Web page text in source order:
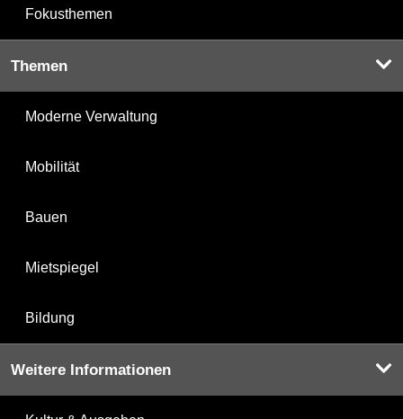
Fokusthemen
Themen
Moderne Verwaltung
Mobilität
Bauen
Mietspiegel
Bildung
Weitere Informationen